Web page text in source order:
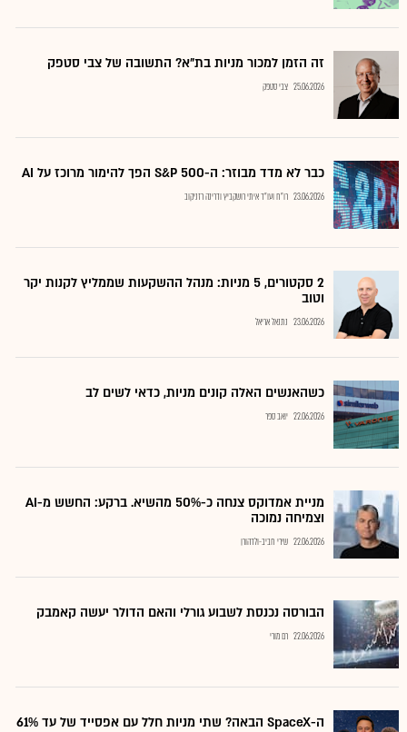
זה הזמן למכור מניות בת"א? התשובה של צבי סטפק
25.06.2026 צבי סטפק
כבר לא מדד מבוזר: ה-S&P 500 הפך להימור מרוכז על AI
23.06.2026 רו"ח ועו"ד איתי רושקביץ ודרינה רזניקוב
2 סקטורים, 5 מניות: מנהל ההשקעות שממליץ לקנות יקר
וטוב
23.06.2026 נתנאל אריאל
כשהאנשים האלה קונים מניות, כדאי לשים לב
22.06.2026 יואב ספר
מניית אמדוקס צנחה כ-50% מהשיא. ברקע: החשש מ-AI
וצמיחה נמוכה
22.06.2026 שירי חביב-ולדהורן
הבורסה נכנסת לשבוע גורלי והאם הדולר יעשה קאמבק
22.06.2026 רם מורי
ה-SpaceX הבאה? שתי מניות חלל עם אפסייד של עד 61%